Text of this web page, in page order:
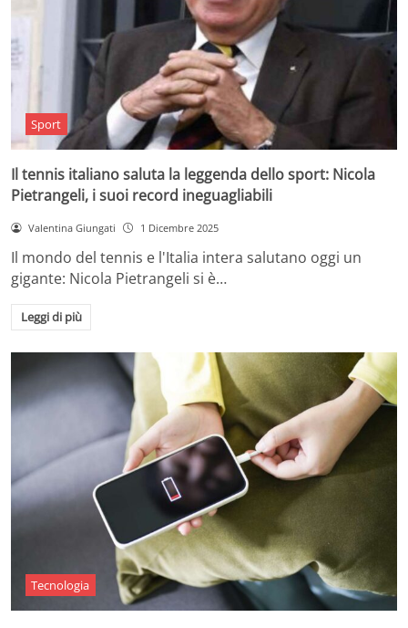
Sport
Il tennis italiano saluta la leggenda dello sport: Nicola
Pietrangeli, i suoi record ineguagliabili
Valentina Giungati 1 Dicembre 2025
Il mondo del tennis e l'Italia intera salutano oggi un
gigante: Nicola Pietrangeli si è…
Leggi di più
Tecnologia